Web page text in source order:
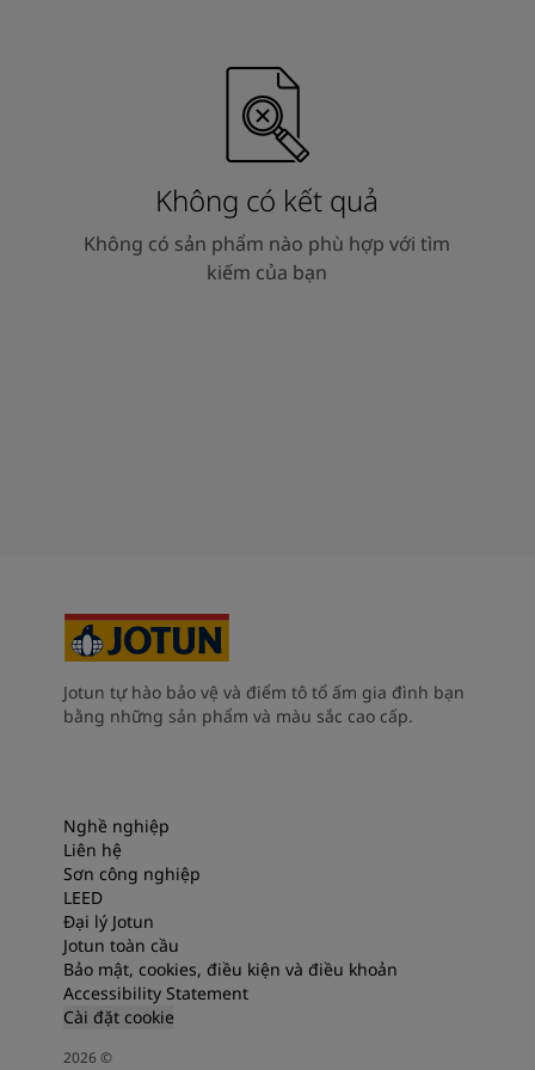
Không có kết quả
Không có sản phẩm nào phù hợp với tìm
kiếm của bạn
Jotun tự hào bảo vệ và điểm tô tổ ấm gia đình bạn
bằng những sản phẩm và màu sắc cao cấp.
Nghề nghiệp
Liên hệ
Sơn công nghiệp
LEED
Đại lý Jotun
Jotun toàn cầu
Bảo mật, cookies, điều kiện và điều khoản
Accessibility Statement
Cài đặt cookie
2026©